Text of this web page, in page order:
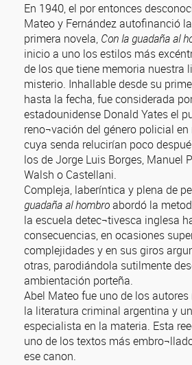
En 1940, el por entonces
Mateo y Fernández autofinanció
primera novela, Con la guadaña al
inicio a uno los estilos más
de los que tiene memoria nuestra
misterio. Inhallable desde su
hasta la fecha, fue considerada
estadounidense Donald Yates el
reno¬vación del género policial en
cuya senda relucirían poco
los de Jorge Luis Borges, Manuel
Walsh o Castellani.
Compleja, laberíntica y plena de
guadaña al hombroabordó la
la escuela detec¬tivesca inglesa
consecuencias, en ocasiones
complejidades y en sus giros
otras, parodiándola sutilmente
ambientación porteña.
Abel Mateo fue uno de los
la literatura criminal argentina y
especialista en la materia. Esta
uno de los textos más
ese canon.